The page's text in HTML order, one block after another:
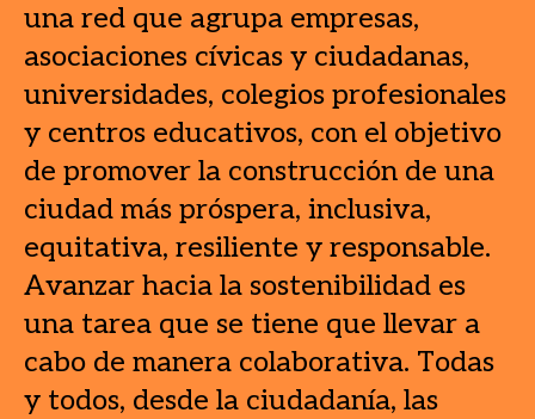
una red que agrupa empresas,
asociaciones cívicas y ciudadanas,
universidades, colegios profesionales
y centros educativos, con el objetivo
de promover la construcción de una
ciudad más próspera, inclusiva,
equitativa, resiliente y responsable.
Avanzar hacia la sostenibilidad es
una tarea que se tiene que llevar a
cabo de manera colaborativa. Todas
y todos, desde la ciudadanía, las